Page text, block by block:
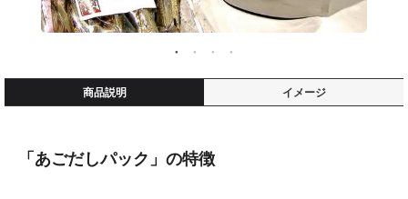
商品説明 イメージ
「あごだしパック」の特徴